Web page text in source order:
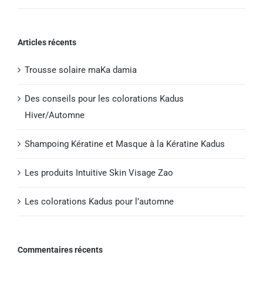
Articles récents
Trousse solaire maKa damia
Des conseils pour les colorations Kadus
Hiver/Automne
Shampoing Kératine et Masque à la Kératine Kadus
Les produits Intuitive Skin Visage Zao
Les colorations Kadus pour l’automne
Commentaires récents